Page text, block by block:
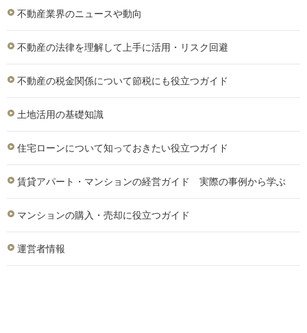
不動産業界のニュースや動向
不動産の法律を理解して上手に活用・リスク回避
不動産の税金関係について節税にも役立つガイド
土地活用の基礎知識
住宅ローンについて知っておきたい役立つガイド
賃貸アパート・マンションの経営ガイド 実際の事例から学ぶ
マンションの購入・売却に役立つガイド
運営者情報